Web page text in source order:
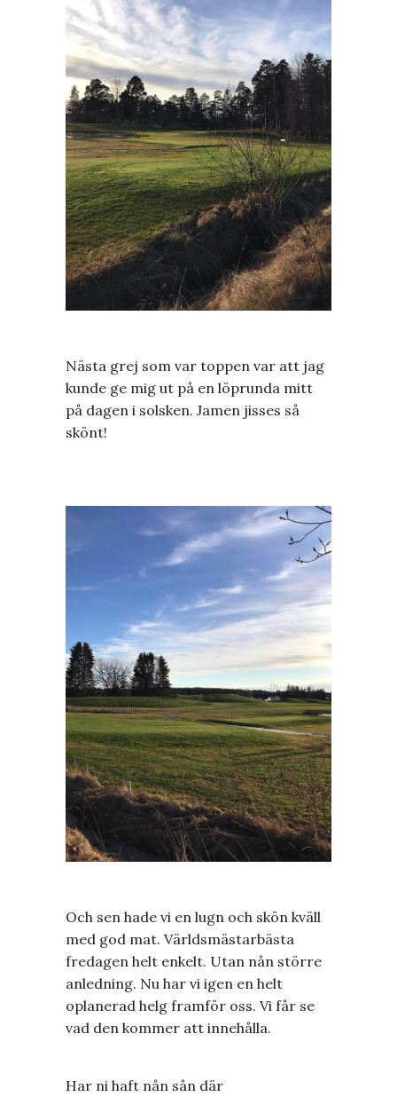
Nästa grej som var toppen var att jag
kunde ge mig ut på en löprunda mitt
på dagen i solsken. Jamen jisses så
skönt!
Och sen hade vi en lugn och skön kväll
med god mat. Världsmästarbästa
fredagen helt enkelt. Utan nån större
anledning. Nu har vi igen en helt
oplanerad helg framför oss. Vi får se
vad den kommer att innehålla.
Har ni haft nån sån där